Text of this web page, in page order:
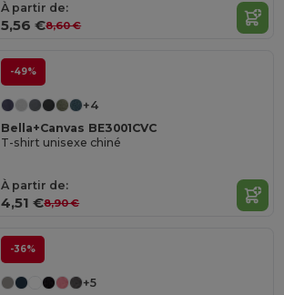
À partir de:
5,56 €8,60 €
-49%
+4
Bella+Canvas BE3001CVC
T-shirt unisexe chiné
À partir de:
4,51 €8,90 €
-36%
+5